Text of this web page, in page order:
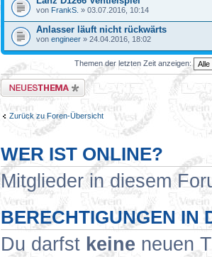
von FrankS. » 03.07.2016, 10:14
Anlasser läuft nicht rückwärts
von engineer » 24.04.2016, 18:02
Themen der letzten Zeit anzeigen:
Neues Thema erstellen
Zurück zu Foren-Übersicht
WER IST ONLINE?
Mitglieder in diesem
BERECHTIGUNGEN IN
Du darfst keine neuen